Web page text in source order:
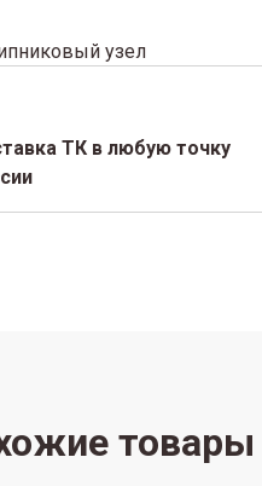
узел
ТК в любую точку
товары